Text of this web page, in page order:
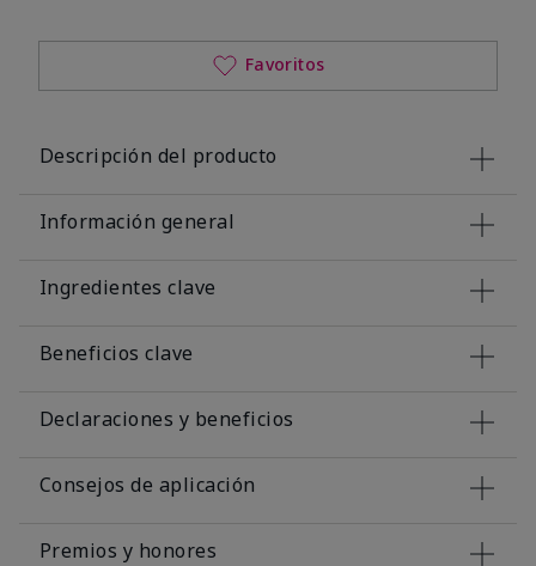
Favoritos
Descripción del producto
Información general
Ingredientes clave
Beneficios clave
Declaraciones y beneficios
Consejos de aplicación
Premios y honores